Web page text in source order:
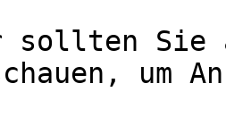
sollten Sie
um